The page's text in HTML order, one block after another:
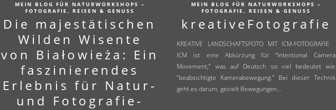
MEIN BLOG FÜR NATURWORKSHOPS –
FOTOGRAFIE, REISEN & GENUSS
Die majestätischen
Wilden Wisente
von Białowieża: Ein
faszinierendes
Erlebnis für Natur-
und Fotografie-
MEIN BLOG FÜR NATURWORKSHOPS –
FOTOGRAFIE, REISEN & GENUSS
kreativeFotografie
KREATIVE LANDSCHAFTSFOTO MIT ICM-FOTOGRAFIE
ICM ist eine Abkürzung für “Intentional Camera
Movement,” was auf Deutsch so viel bedeutet wie
“beabsichtigte Kamerabewegung.” Bei dieser Technik
geht es darum, gezielt Bewegungen…